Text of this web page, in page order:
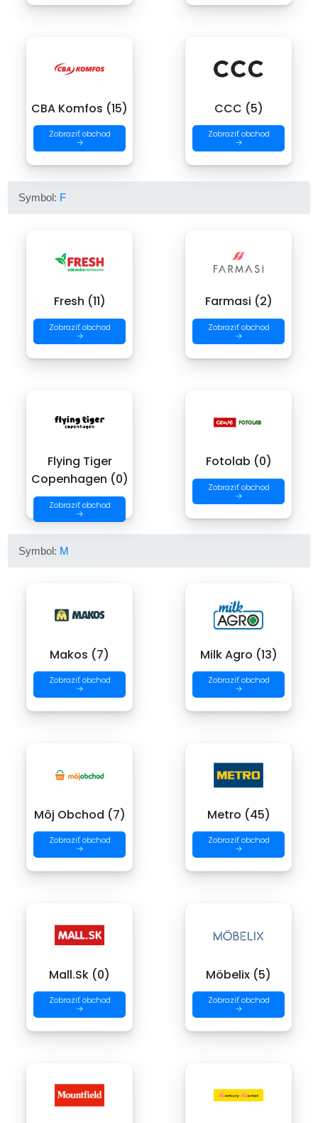
CBA Komfos (15)
Zobraziť obchod
→
CCC (5)
Zobraziť obchod
→
Symbol: F
Fresh (11)
Zobraziť obchod
→
Farmasi (2)
Zobraziť obchod
→
Flying Tiger
Copenhagen (0)
Zobraziť obchod
→
Fotolab (0)
Zobraziť obchod
→
Symbol: M
Makos (7)
Zobraziť obchod
→
Milk Agro (13)
Zobraziť obchod
→
Môj Obchod (7)
Zobraziť obchod
→
Metro (45)
Zobraziť obchod
→
Mall.Sk (0)
Zobraziť obchod
→
Möbelix (5)
Zobraziť obchod
→